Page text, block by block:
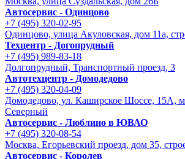
Автосервис - Одинцово
+7 (495) 320-02-95
Одинцово, улица Акуловская, дом 11а,
Техцентр - Догопрудный
+7 (495) 989-83-18
Долгопрудный, Транспортный проезд, 3
Автотехцентр - Домодедово
+7 (495) 320-04-09
Домодедово, ул. Каширское Шоссе, 15А,
Северный
Автосервис - Люблино в ЮВАО
+7 (495) 320-08-54
Москва, Егорьевский проезд, дом 35,
Автосервис - Королев